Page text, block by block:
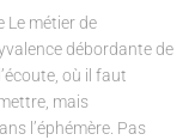
Le métier de
débordante de
où il faut
mais
l’éphémère. Pas